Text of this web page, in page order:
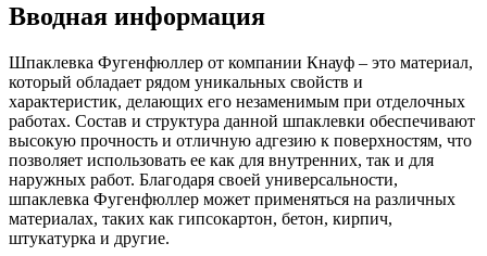
Вводная информация
Шпаклевка Фугенфюллер от компании Кнауф – это материал,
который обладает рядом уникальных свойств и
характеристик, делающих его незаменимым при отделочных
работах. Состав и структура данной шпаклевки обеспечивают
высокую прочность и отличную адгезию к поверхностям, что
позволяет использовать ее как для внутренних, так и для
наружных работ. Благодаря своей универсальности,
шпаклевка Фугенфюллер может применяться на различных
материалах, таких как гипсокартон, бетон, кирпич,
штукатурка и другие.